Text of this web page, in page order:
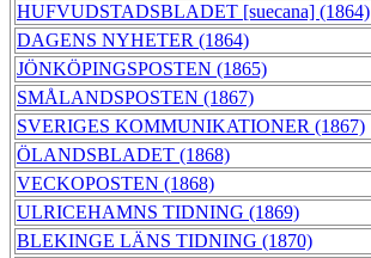
HUFVUDSTADSBLADET [suecana] (1864)
DAGENS NYHETER (1864)
JÖNKÖPINGSPOSTEN (1865)
SMÅLANDSPOSTEN (1867)
SVERIGES KOMMUNIKATIONER (1867)
ÖLANDSBLADET (1868)
VECKOPOSTEN (1868)
ULRICEHAMNS TIDNING (1869)
BLEKINGE LÄNS TIDNING (1870)